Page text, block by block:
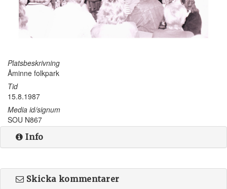
Platsbeskrivning
Åminne folkpark
Tid
15.8.1987
Media id/signum
SOU N867
Info
Skicka kommentarer